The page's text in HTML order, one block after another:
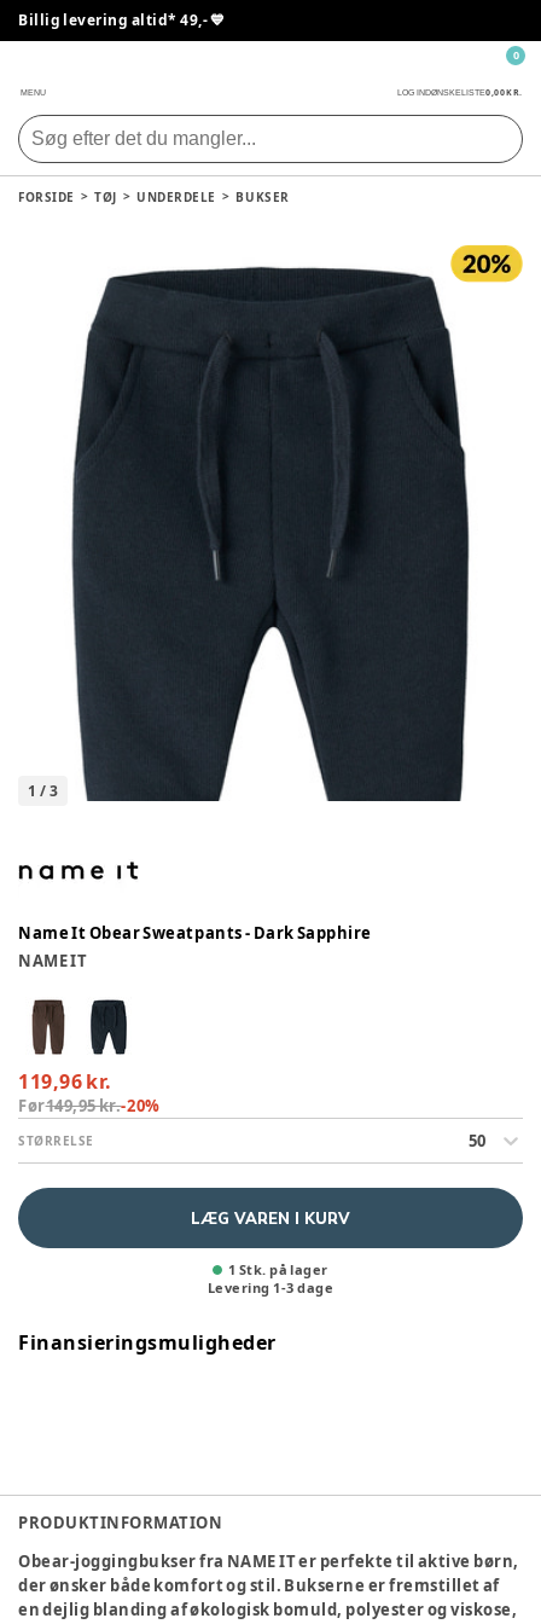
Billig levering altid* 49,- 💙
MENU LOG INDØNSKELISTE0,00 KR.
0
FORSIDE TØJ UNDERDELE BUKSER
1 /3
Name It Obear Sweatpants - Dark Sapphire
NAME IT
119,96 kr.
Før149,95 kr.-20%
STØRRELSE 50
LÆG VAREN I KURV
1 Stk. på lager
Levering 1-3 dage
Finansieringsmuligheder
PRODUKTINFORMATION
Obear-joggingbukser fra NAME IT er perfekte til aktive børn,
der ønsker både komfort og stil. Bukserne er fremstillet af
en dejlig blanding af økologisk bomuld, polyester og viskose,